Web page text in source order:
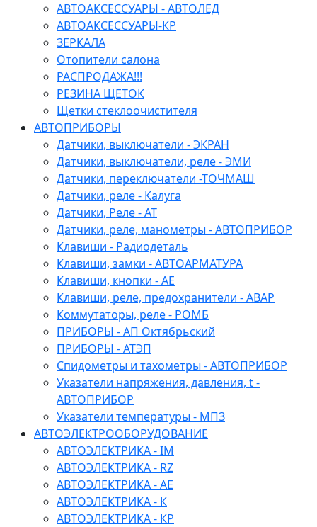
АВТОАКСЕССУАРЫ - АВТОЛЕД
АВТОАКСЕССУАРЫ-КР
ЗЕРКАЛА
Отопители салона
РАСПРОДАЖА!!!
РЕЗИНА ЩЕТОК
Щетки стеклоочистителя
АВТОПРИБОРЫ
Датчики, выключатели - ЭКРАН
Датчики, выключатели, реле - ЭМИ
Датчики, переключатели -ТОЧМАШ
Датчики, реле - Калуга
Датчики, Реле - АТ
Датчики, реле, манометры - АВТОПРИБОР
Клавиши - Радиодеталь
Клавиши, замки - АВТОАРМАТУРА
Клавиши, кнопки - АЕ
Клавиши, реле, предохранители - АВАР
Коммутаторы, реле - РОМБ
ПРИБОРЫ - АП Октябрьский
ПРИБОРЫ - АТЭП
Спидометры и тахометры - АВТОПРИБОР
Указатели напряжения, давления, t -
АВТОПРИБОР
Указатели температуры - МПЗ
АВТОЭЛЕКТРООБОРУДОВАНИЕ
АВТОЭЛЕКТРИКА - IM
АВТОЭЛЕКТРИКА - RZ
АВТОЭЛЕКТРИКА - АЕ
АВТОЭЛЕКТРИКА - К
АВТОЭЛЕКТРИКА - КР